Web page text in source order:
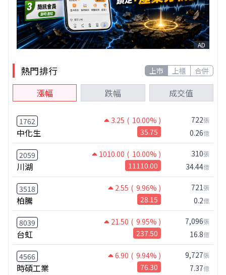
AD
熱門排行 上市 上櫃 合併
漲幅 跌幅 成交值
1762 3.25 ( 10.00% )
中化生 35.75
722張
0.26億
2059 1010.00 ( 10.00% )
川湖 11110.00
310張
34.44億
3518 2.55 ( 9.96% )
柏騰 28.15
721張
0.2億
8039 21.50 ( 9.95% )
台虹 237.50
7,096張
16.8億
4566 6.90 ( 9.94% )
時碩工業 76.30
9,727張
7.37億